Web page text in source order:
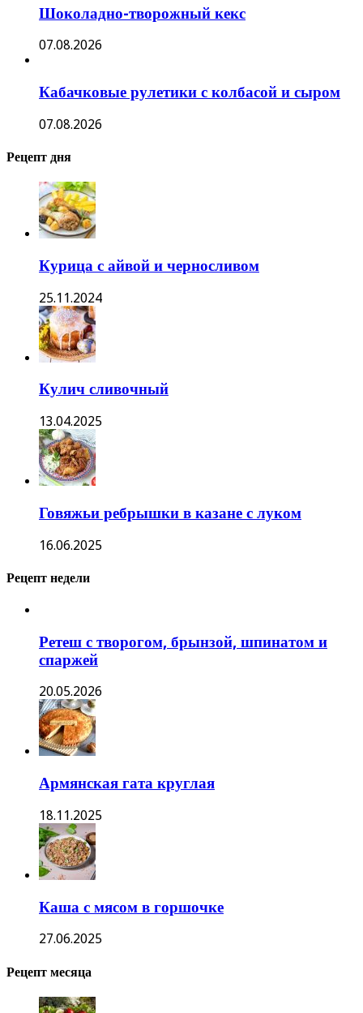
Шоколадно-творожный кекс
07.08.2026
Кабачковые рулетики с колбасой и сыром
07.08.2026
Рецепт дня
Курица с айвой и черносливом
25.11.2024
Кулич сливочный
13.04.2025
Говяжьи ребрышки в казане с луком
16.06.2025
Рецепт недели
Ретеш с творогом, брынзой, шпинатом и
спаржей
20.05.2026
Армянская гата круглая
18.11.2025
Каша с мясом в горшочке
27.06.2025
Рецепт месяца